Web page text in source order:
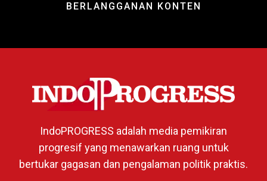
BERLANGGANAN KONTEN
IndoPROGRESS adalah media pemikiran
progresif yang menawarkan ruang untuk
bertukar gagasan dan pengalaman politik praktis.